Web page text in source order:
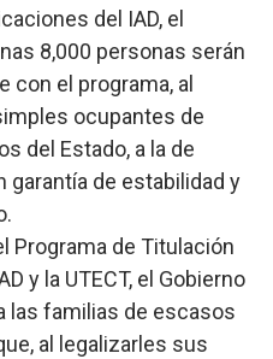
del IAD, el
8,000 personas serán
el programa, al
ocupantes de
del Estado, a la de
garantía de estabilidad y
Programa de Titulación
y la UTECT, el Gobierno
las familias de escasos
al legalizarles sus